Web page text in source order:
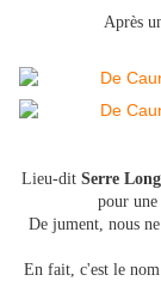
Après
Lieu-dit Serre
pour une
De jument, nous
En fait, c'est le